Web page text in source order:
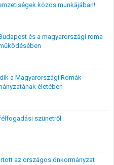
közös munkájában!
és a magyarországi roma
a Magyarországi Romák
életében
szünetről
az országos önkormányzat